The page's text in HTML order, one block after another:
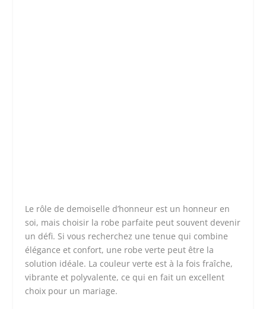
Le rôle de demoiselle d’honneur est un honneur en
soi, mais choisir la robe parfaite peut souvent devenir
un défi. Si vous recherchez une tenue qui combine
élégance et confort, une robe verte peut être la
solution idéale. La couleur verte est à la fois fraîche,
vibrante et polyvalente, ce qui en fait un excellent
choix pour un mariage.